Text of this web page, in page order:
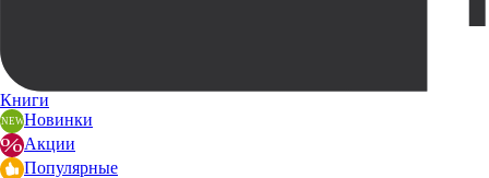
Книги
Новинки
Акции
Популярные